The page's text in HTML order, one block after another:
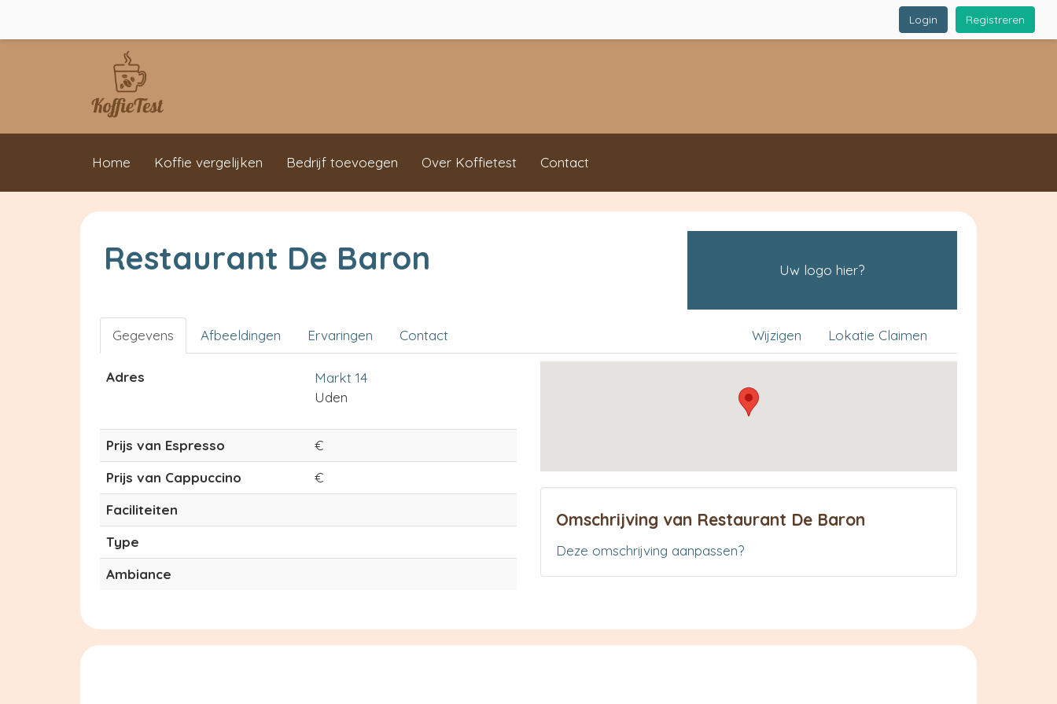
Registreren
Login
Home Koffie vergelijken Bedrijf toevoegen Over Koffietest Contact
Restaurant De Baron Uw logo hier?
Gegevens Afbeeldingen Ervaringen Contact Lokatie Claimen
Wijzigen
Adres
Markt 14
Uden
Prijs van Espresso
€
Prijs van Cappuccino
€
Faciliteiten
Type
Ambiance
Omschrijving van Restaurant De Baron
Deze omschrijving aanpassen?